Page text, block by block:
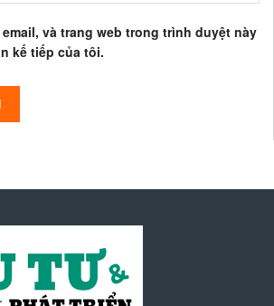
và trang web trong trình duyệt này
kế tiếp của tôi.